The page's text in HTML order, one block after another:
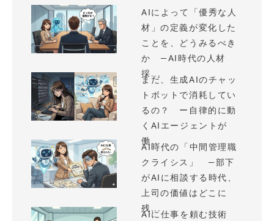
AIによって「優秀な人
材」の定義が変化した
ことを、どうみるべき
か —AI時代の人材
採...
まだ、生成AIのチャッ
トボットで消耗してい
るの？ ー自律的に動
くAIエージェントが
働...
AI時代の「中間管理職
クライシス」 —部下
がAIに相談する時代、
上司の価値はどこに
残...
AIに仕事を頼む技術